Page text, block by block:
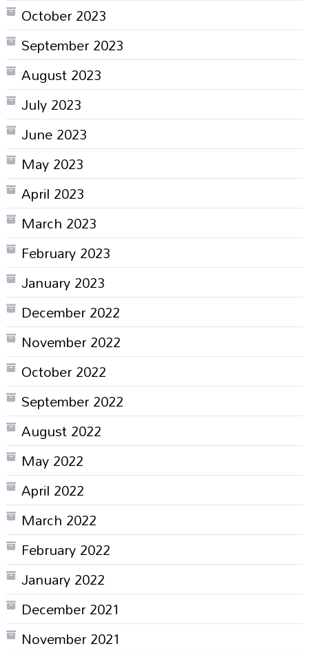
October 2023
September 2023
August 2023
July 2023
June 2023
May 2023
April 2023
March 2023
February 2023
January 2023
December 2022
November 2022
October 2022
September 2022
August 2022
May 2022
April 2022
March 2022
February 2022
January 2022
December 2021
November 2021